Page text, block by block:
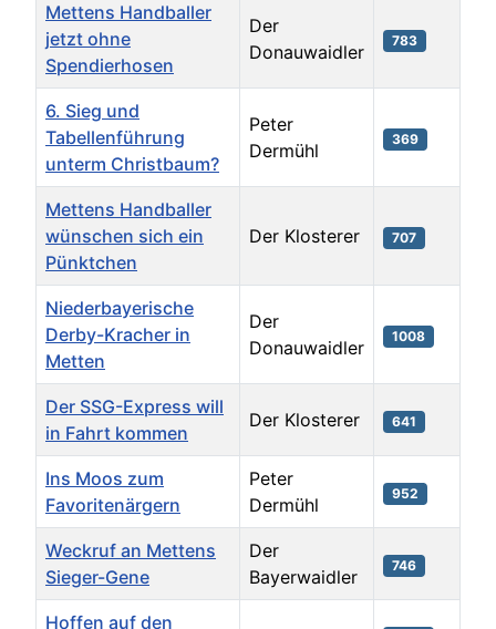
Mettens Handballer
jetzt ohne
Spendierhosen
Der
Donauwaidler
783
6. Sieg und
Tabellenführung
unterm Christbaum?
Peter
Dermühl
369
Mettens Handballer
wünschen sich ein
Pünktchen
Der Klosterer 707
Niederbayerische
Derby-Kracher in
Metten
Der
Donauwaidler
1008
Der SSG-Express will
in Fahrt kommen
Der Klosterer 641
Ins Moos zum
Favoritenärgern
Peter
Dermühl
952
Weckruf an Mettens
Sieger-Gene
Der
Bayerwaidler
746
Hoffen auf den